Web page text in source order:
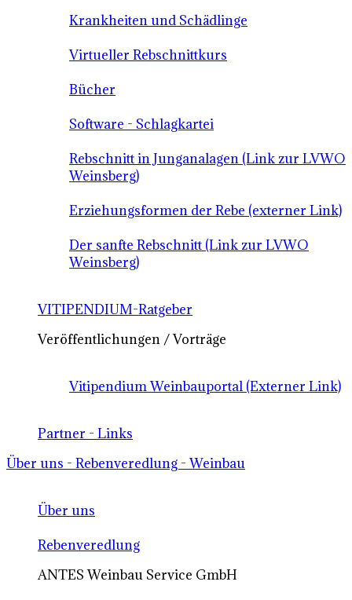
Krankheiten und Schädlinge
Virtueller Rebschnittkurs
Bücher
Software - Schlagkartei
Rebschnitt in Junganalagen (Link zur LVWO
Weinsberg)
Erziehungsformen der Rebe (externer Link)
Der sanfte Rebschnitt (Link zur LVWO
Weinsberg)
VITIPENDIUM-Ratgeber
Veröffentlichungen / Vorträge
Vitipendium Weinbauportal (Externer Link)
Partner - Links
Über uns - Rebenveredlung - Weinbau
Über uns
Rebenveredlung
ANTES Weinbau Service GmbH